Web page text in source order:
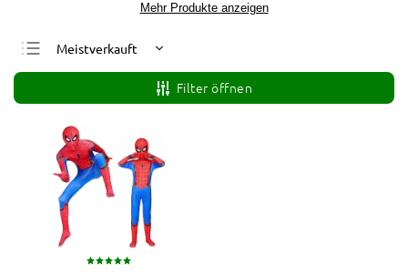
Mehr Produkte anzeigen
Meistverkauft
Günstigste
Teuerste
Alphabetisch
Filter öffnen